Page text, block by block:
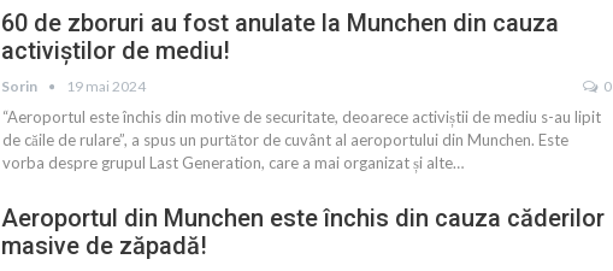
60 de zboruri au fost anulate la Munchen din cauza
activiștilor de mediu!
Sorin 19 mai 2024 0
“Aeroportul este închis din motive de securitate, deoarece activiștii de mediu s-au lipit
de căile de rulare”, a spus un purtător de cuvânt al aeroportului din Munchen. Este
vorba despre grupul Last Generation, care a mai organizat și alte…
Aeroportul din Munchen este închis din cauza căderilor
masive de zăpadă!